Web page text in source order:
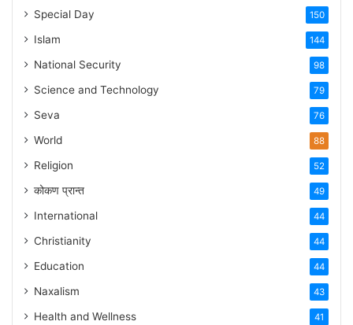
Special Day 150
Islam 144
National Security 98
Science and Technology 79
Seva 76
World 88
Religion 52
कोकण प्रान्त 49
International 44
Christianity 44
Education 44
Naxalism 43
Health and Wellness 41